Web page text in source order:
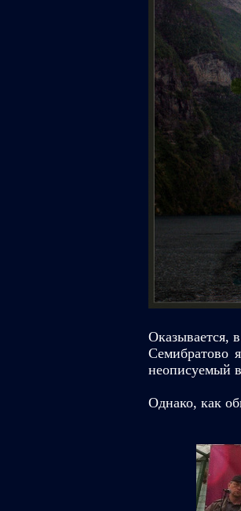
Оказывается,
Семибратово
неописуемый
Однако, как